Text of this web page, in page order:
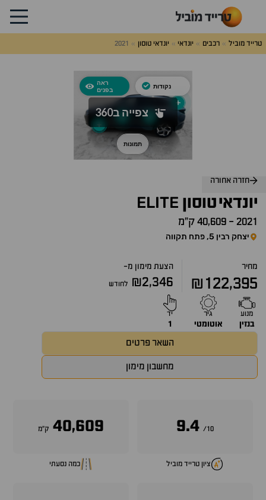
טרייד מוביל רכבים יונדאי יונדאי טוסון 2021
חזרה אחורה
יונדאיטוסון ELITE
2021
- 40,609 ק״מ
יצחק רבין 5, פתח תקווה
מחיר
₪122,395
הצעת מימון מ-
₪2,346 לחודש
מנוע
בנזין
גיר
אוטומטי
יד
1
השאר פרטים
מחשבון מימון
10/
9.4
ציון טרייד מוביל
40,609 ק״מ
כמה נסעתי